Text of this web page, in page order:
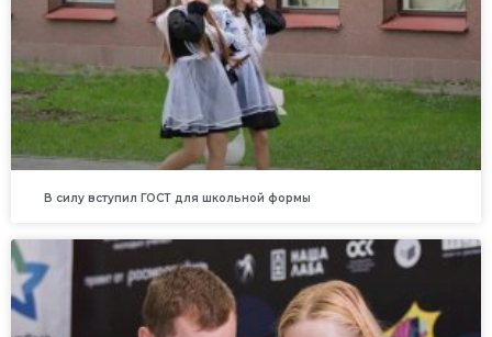
В силу вступил ГОСТ для школьной формы